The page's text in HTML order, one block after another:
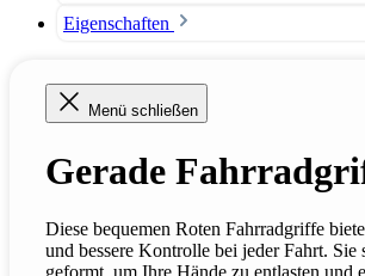
Eigenschaften
Menü schließen
Gerade
Diese bequemen Roten Fahrradgriffe
und bessere Kontrolle bei jeder Fahrt. Sie